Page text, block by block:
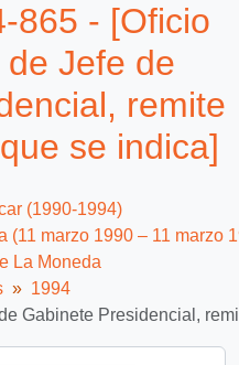
865 - [Oficio
de Jefe de
remite
se indica]
(1990-1994)
(11 marzo 1990 – 11 marzo
La Moneda
1994
Gabinete Presidencial,